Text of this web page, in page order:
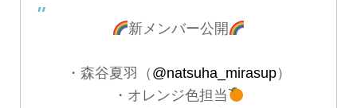
新メンバー公開
・森谷夏羽（ @natsuha_mirasup）
・オレンジ色担当